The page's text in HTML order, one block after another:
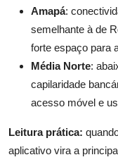
Amapá:
semelhante à de
forte espaço para
Média Norte:
capilaridade
acesso móvel e
Leitura prática:
aplicativo vira a